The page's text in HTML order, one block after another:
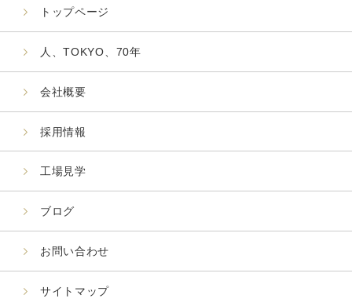
トップページ
人、TOKYO、70年
会社概要
採用情報
工場見学
ブログ
お問い合わせ
サイトマップ